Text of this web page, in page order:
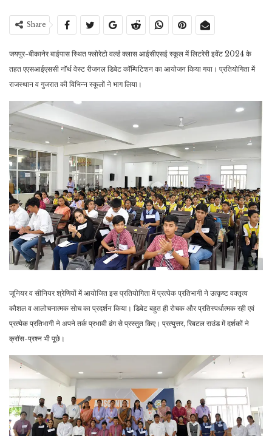
Share
जयपुर-बीकानेर बाईपास स्थित फ्लोरेटो वर्ल्ड क्लास आईसीएसई स्कूल में लिटरेरी इवेंट 2024 के
तहत एएसआईएससी नॉर्थ वेस्ट रीजनल डिबेट कॉम्पिटिशन का आयोजन किया गया। प्रतियोगिता में
राजस्थान व गुजरात की विभिन्न स्कूलों ने भाग लिया।
जूनियर व सीनियर श्रेणियों में आयोजित इस प्रतियोगिता में प्रत्येक प्रतिभागी ने उत्कृष्ट वक्तृत्व
कौशल व आलोचनात्मक सोच का प्रदर्शन किया। डिबेट बहुत ही रोचक और प्रतिस्पर्धात्मक रही एवं
प्रत्येक प्रतिभागी ने अपने तर्क प्रभावी ढंग से प्रस्तुत किए। प्रत्युत्तर, रिबटल राउंड में दर्शकों ने
क्रॉस-प्रश्न भी पूछे।